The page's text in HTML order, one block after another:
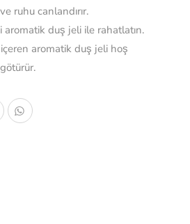
ruhu canlandırır.
aromatik duş jeli ile rahatlatın.
aromatik duş jeli hoş